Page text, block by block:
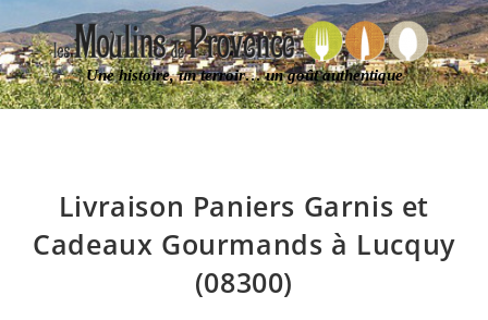
Une histoire, un terroir… un goût authentique
Livraison Paniers Garnis et
Cadeaux Gourmands à Lucquy
(08300)